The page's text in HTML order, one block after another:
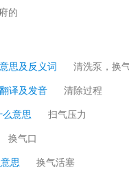
的
思及反义词
清洗泵，换
译及发音 清除过程
意思 扫气压力
换气口
思 换气活塞